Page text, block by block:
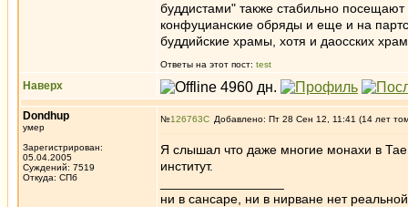
буддистами" также стабильно
конфуцианские обряды и еще и на
буддийские храмы, хотя и даосских
Ответы на этот пост: test
Наверх
Dondhup
умер
Зарегистрирован:
05.04.2005
Суждений: 7519
Откуда: СПб
№126763 Добавлено: Пт 28 Сен 12, 11:41 (14 лет
Я слышал что даже многие монахи в
институт.
ни в сансаре, ни в нирване нет